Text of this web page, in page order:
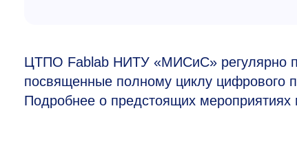
ЦТПО Fablab НИТУ «МИСиС» регулярно
посвященные полному циклу цифрового
Подробнее о предстоящих мероприятиях